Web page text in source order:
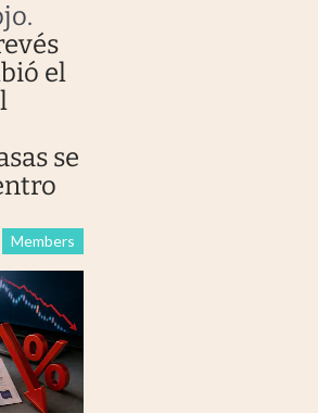
.
el
se
Members